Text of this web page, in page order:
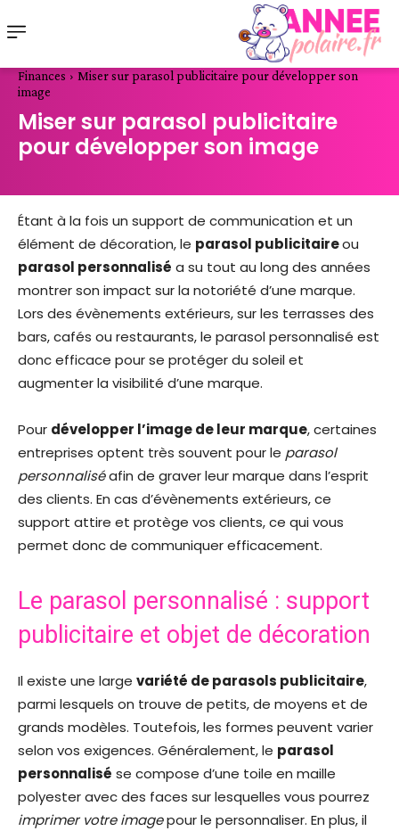
Finances
Miser sur parasol publicitaire pour développer son
image
Miser sur parasol publicitaire
pour développer son image
Étant à la fois un support de communication et un
élément de décoration, le parasol publicitaireou
parasol personnalisé a su tout au long des années
montrer son impact sur la notoriété d’une marque.
Lors des évènements extérieurs, sur les terrasses des
bars, cafés ou restaurants, le parasol personnalisé est
donc efficace pour se protéger du soleil et
augmenter la visibilité d’une marque.
Pour développer l’image de leur marque, certaines
entreprises optent très souvent pour le parasol
personnaliséafin de graver leur marque dans l’esprit
des clients. En cas d’évènements extérieurs, ce
support attire et protège vos clients, ce qui vous
permet donc de communiquer efficacement.
Le parasol personnalisé : support
publicitaire et objet de décoration
Il existe une large variété de parasols publicitaire,
parmi lesquels on trouve de petits, de moyens et de
grands modèles. Toutefois, les formes peuvent varier
selon vos exigences. Généralement, le parasol
personnalisé se compose d’une toile en maille
polyester avec des faces sur lesquelles vous pourrez
imprimer votre imagepour le personnaliser. En plus, il